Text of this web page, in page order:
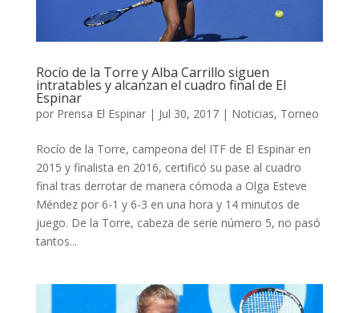
Rocío de la Torre y Alba Carrillo siguen
intratables y alcanzan el cuadro final de El
Espinar
por Prensa El Espinar| Jul 30, 2017| Noticias, Torneo
Rocío de la Torre, campeona del ITF de El Espinar en
2015 y finalista en 2016, certificó su pase al cuadro
final tras derrotar de manera cómoda a Olga Esteve
Méndez por 6-1 y 6-3 en una hora y 14 minutos de
juego. De la Torre, cabeza de serie número 5, no pasó
tantos...